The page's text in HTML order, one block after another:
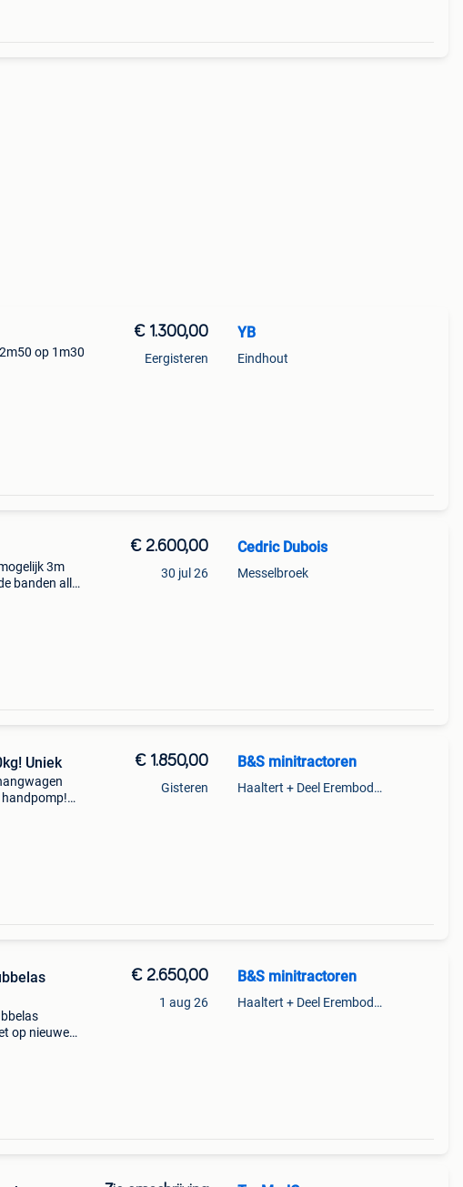
op 1m30
€ 1.300,00
Eergisteren
YB
Eindhout
3m
banden alles
€ 2.600,00
30 jul 26
Cedric Dubois
Messelbroek
Uniek € 1.850,00
Gisteren
B&S minitractoren
Haaltert + Deel Erembodegem
op nieuwe
€ 2.650,00
1 aug 26
B&S minitractoren
Haaltert + Deel Erembodegem